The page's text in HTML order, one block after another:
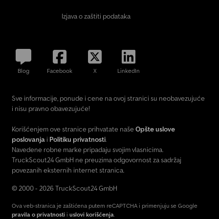
Izjava o zaštiti podataka
Blog Facebook X LinkedIn
Sve informacije, ponude i cene na ovoj stranici su neobavezujuće
i nisu pravno obavezujuće!
Korišćenjem ove stranice prihvatate naše Opšte uslove
poslovanja i Politiku privatnosti.
Navedene robne marke pripadaju svojim vlasnicima.
TruckScout24 GmbH ne preuzima odgovornost za sadržaj
povezanih eksternih internet stranica.
© 2000 - 2026 TruckScout24 GmbH
Ova veb-stranica je zaštićena putem reCAPTCHA i primenjuju se Google
pravila o privatnosti i uslovi korišćenja.